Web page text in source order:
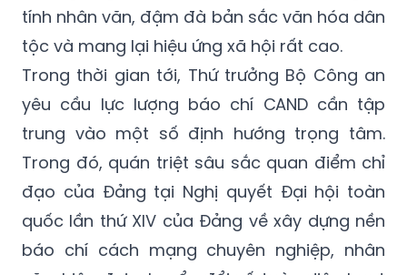
tính nhân văn, đậm đà bản sắc văn hóa dân
tộc và mang lại hiệu ứng xã hội rất cao.
Trong thời gian tới, Thứ trưởng Bộ Công an
yêu cầu lực lượng báo chí CAND cần tập
trung vào một số định hướng trọng tâm.
Trong đó, quán triệt sâu sắc quan điểm chỉ
đạo của Đảng tại Nghị quyết Đại hội toàn
quốc lần thứ XIV của Đảng về xây dựng nền
báo chí cách mạng chuyên nghiệp, nhân